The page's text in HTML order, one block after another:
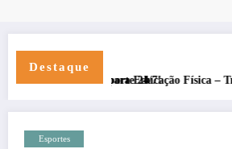
Destaque
para Educação Física – Transforme
Esportes